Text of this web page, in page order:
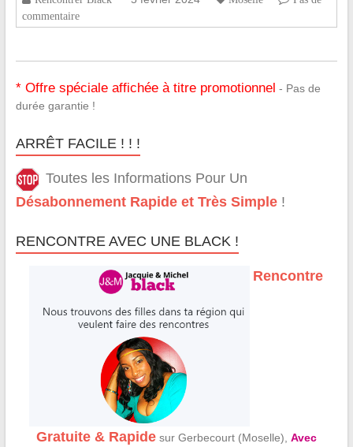
commentaire
* Offre spéciale affichée à titre promotionnel - Pas de
durée garantie !
ARRÊT FACILE ! ! !
Toutes les Informations Pour Un
Désabonnement Rapide et Très Simple!
RENCONTRE AVEC UNE BLACK !
Rencontre
Gratuite & Rapidesur Gerbecourt (Moselle), Avec